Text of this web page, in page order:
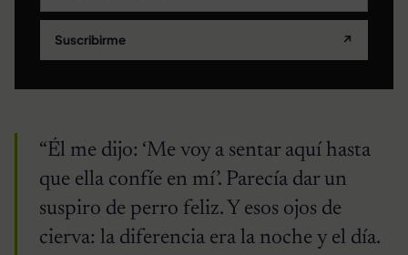
Suscribirme ↗
“Él me dijo: ‘Me voy a sentar aquí hasta
que ella confíe en mí’. Parecía dar un
suspiro de perro feliz. Y esos ojos de
cierva: la diferencia era la noche y el día.